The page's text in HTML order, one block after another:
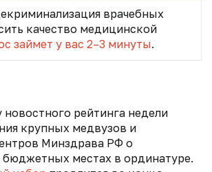
врачебных
качество медицинской
займет у вас 2–3 минуты.
новостного рейтинга недели
крупных медвузов и
Минздрава РФ о
бюджетных местах в ординатуре.